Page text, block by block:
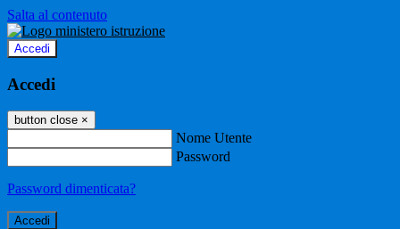
Salta al contenuto
Accedi
Accedi
button close ×
Nome Utente
Password
Password dimenticata?